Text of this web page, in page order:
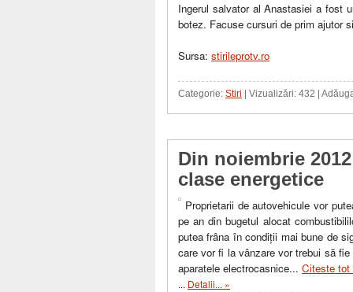
Ingerul salvator al Anastasiei a fost
botez. Facuse cursuri de prim ajutor
Sursa: stirileprotv.ro
Categorie: Stiri | Vizualizări: 432 |
Din noiembrie
clase energetice
Proprietarii de autovehicule vor
pe an din bugetul alocat
putea frâna în condiţii mai bune de
care vor fi la vânzare vor trebui să
aparatele electrocasnice... Citeste tot
... Detalii... »